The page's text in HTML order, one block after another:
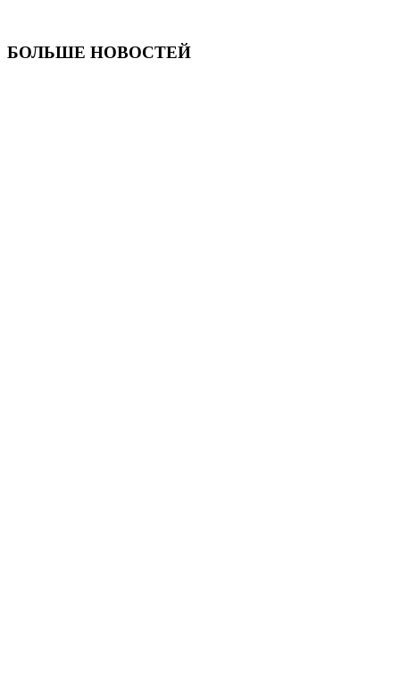
БОЛЬШЕ НОВОСТЕЙ